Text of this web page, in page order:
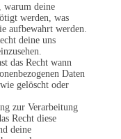
warum deine
werden, was
aufbewahrt werden.
deine uns
das Recht wann
Daten
gelöscht oder
zur Verarbeitung
Recht diese
deine